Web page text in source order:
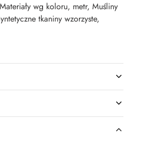
Materiały wg koloru, metr, Muśliny
tkaniny wzorzyste,